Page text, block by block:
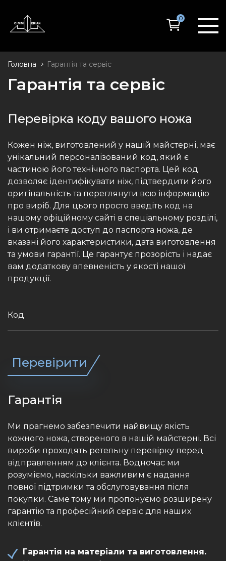
0
Головна Гарантія та сервіс
Гарантія та сервіс
Перевірка коду вашого ножа
Кожен ніж, виготовлений у нашій майстерні, має
унікальний персоналізований код, який є
частиною його технічного паспорта. Цей код
дозволяє ідентифікувати ніж, підтвердити його
оригінальність та переглянути всю інформацію
про виріб. Для цього просто введіть код на
нашому офіційному сайті в спеціальному розділі,
і ви отримаєте доступ до паспорта ножа, де
вказані його характеристики, дата виготовлення
та умови гарантії. Це гарантує прозорість і надає
вам додаткову впевненість у якості нашої
продукції.
Перевірити
Гарантія
Ми прагнемо забезпечити найвищу якість
кожного ножа, створеного в нашій майстерні. Всі
вироби проходять ретельну перевірку перед
відправленням до клієнта. Водночас ми
розуміємо, наскільки важливим є надання
повної підтримки та обслуговування після
покупки. Саме тому ми пропонуємо розширену
гарантію та професійний сервіс для наших
клієнтів.
Гарантія на матеріали та виготовлення.